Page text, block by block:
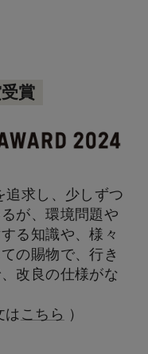
賞
追求し、少しずつ
が、環境問題や
る知識や、様々
の賜物で、行き
改良の仕様がな
は こちら ）